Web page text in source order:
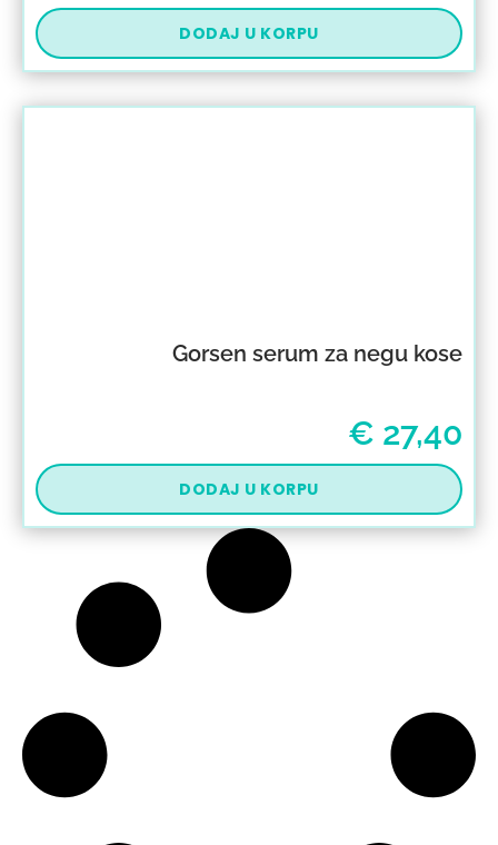
DODAJ U KORPU
Gorsen serum za negu kose
€ 27,40
DODAJ U KORPU